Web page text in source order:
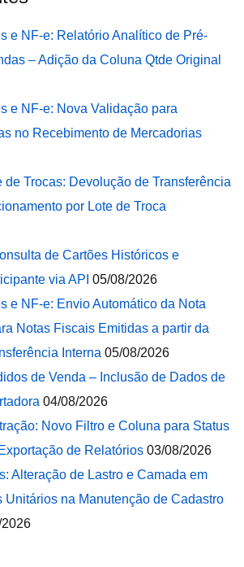
e NF-e: Relatório Analítico de Pré-
– Adição da Coluna Qtde Original
e NF-e: Nova Validação para
no Recebimento de Mercadorias
de Trocas: Devolução de Transferência
por Lote de Troca
de Cartões Históricos e
via API 05/08/2026
e NF-e: Envio Automático da Nota
Notas Fiscais Emitidas a partir da
Interna 05/08/2026
de Venda – Inclusão de Dados de
04/08/2026
Novo Filtro e Coluna para Status
de Relatórios 03/08/2026
Alteração de Lastro e Camada em
Unitários na Manutenção de Cadastro